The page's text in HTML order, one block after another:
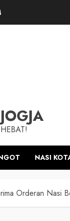
NASI
Orderan Nasi